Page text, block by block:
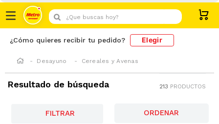
¿Que buscas hoy?
¿Cómo quieres recibir tu pedido? Elegir
Desayuno Cereales y Avenas
Resultado de búsqueda 213 PRODUCTOS
FILTRAR